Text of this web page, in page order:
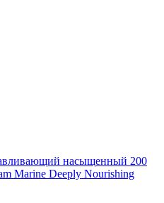
насыщенный 200
Marine Deeply Nourishing